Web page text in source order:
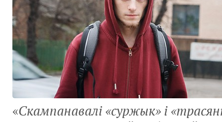
«Скампанавалі «суржык» і